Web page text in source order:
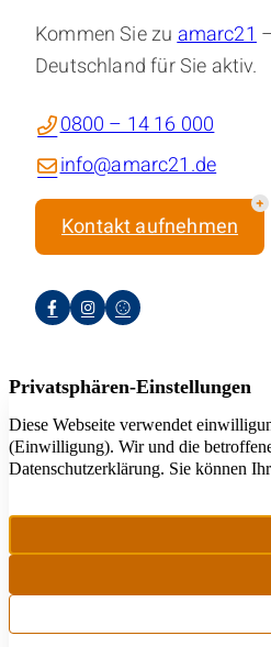
Kommen Sie zuamarc21
Deutschland für Sie aktiv.
0800 – 14 16 000
info@amarc21.de
Kontakt aufnehmen